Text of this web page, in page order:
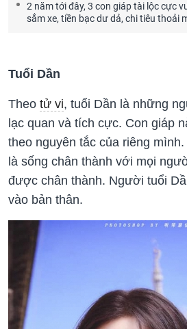
2 năm tới đây, 3 con giáp tài lộc cực
sắm xe, tiền bạc dư dả, chi tiêu thoải
Tuổi Dần
Theo tử vi, tuổi Dần là những
lạc quan và tích cực. Con giáp
theo nguyên tắc của riêng
là sống chân thành với mọi
được chân thành. Người tuổi
vào bản thân.